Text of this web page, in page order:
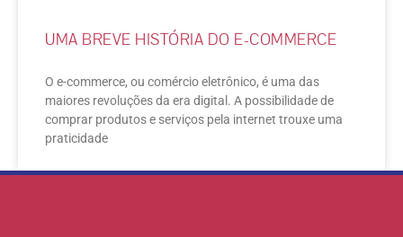
UMA BREVE HISTÓRIA DO E-COMMERCE
O e-commerce, ou comércio eletrônico, é uma das
maiores revoluções da era digital. A possibilidade de
comprar produtos e serviços pela internet trouxe uma
praticidade